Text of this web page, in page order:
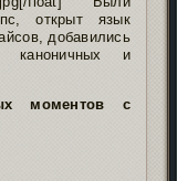
открыт язык
добавились
каноничных и
моментов с